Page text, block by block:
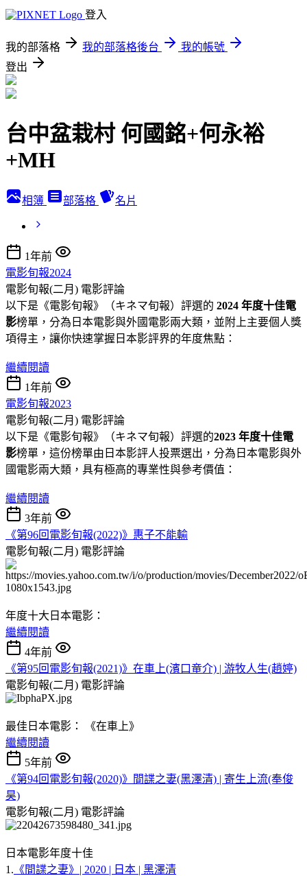
登入
我的部落格 我的部落格後台
我的帳號
登出
台中盆栽村 何國銘+何永裕
+MH
相簿 部落格 名片
1年前
電影旬報2024
電影旬報(二月) 電影評論
以下是《電影旬報》（キネマ旬報）評選的 2024 年度十佳電
影榜單，分為日本電影與外國電影兩大類，並附上主要個人獎
項得主，讓你快速掌握日本影評界的年度焦點：
繼續閱讀
1年前
電影旬報2023
電影旬報(二月) 電影評論
以下是《電影旬報》（キネマ旬報）評選的2023 年度十佳電
影榜單，這份榜單由日本影評人投票選出，分為日本電影與外
國電影兩大類，具有極高的專業性與參考價值：
繼續閱讀
3年前
《第96回電影旬報(2022)》惠子不能輸
電影旬報(二月) 電影評論
年度十大日本電影：
繼續閱讀
4年前
《第95回電影旬報(2021)》在車上(濱口竜介) | 游牧人生(趙婷)
電影旬報(二月) 電影評論
最佳日本電影： 《在車上》
繼續閱讀
5年前
《第94回電影旬報(2020)》間諜之妻(黑澤清) | 寄生上流(奉俊
昊)
電影旬報(二月) 電影評論
日本電影年度十佳
1. 《間諜之妻》| 2020 | 日本 | 黑澤清